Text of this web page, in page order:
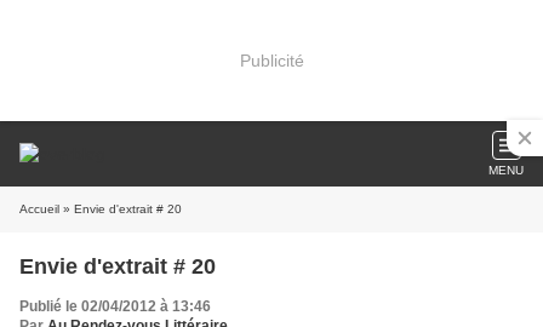
Publicité
MENU
Accueil » Envie d'extrait # 20
Envie d'extrait # 20
Publié le 02/04/2012 à 13:46